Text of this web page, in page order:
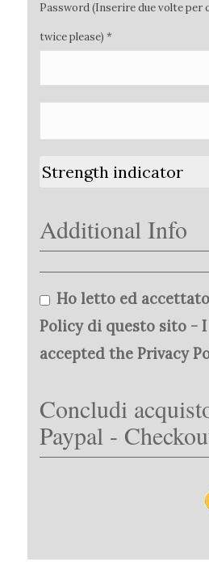
Password (Inserire due volte per
twice please) *
Strength indicator
Additional Info
Ho letto ed
Policy di questo sito - I
accepted the Privacy
Concludi
Paypal -